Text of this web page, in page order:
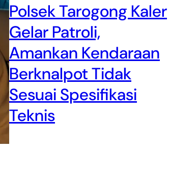
Polsek Tarogong Kaler
Gelar Patroli,
Amankan Kendaraan
Berknalpot Tidak
Sesuai Spesifikasi
Teknis